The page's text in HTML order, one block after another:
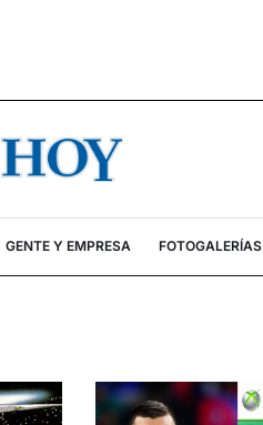
GENTE Y EMPRESA FOTOGALERÍAS